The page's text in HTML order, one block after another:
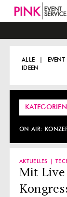
ALLE EVENT
IDEEN
AKTUELLES
Mit Live
KATEGORIEN
ON AIR: